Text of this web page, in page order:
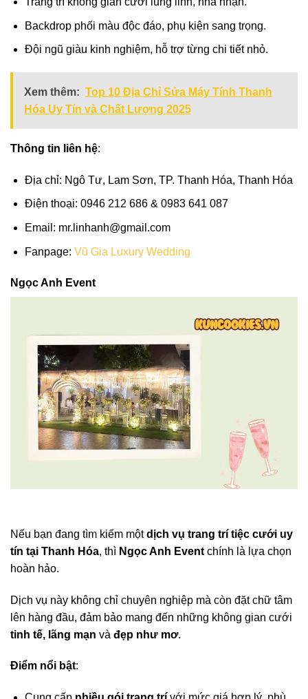
Backdrop phối màu độc đáo, phụ kiện sang trọng.
Đội ngũ giàu kinh nghiệm, hỗ trợ từng chi tiết nhỏ.
Xem thêm: Top 10 Địa Chỉ Sửa Máy Tính Thanh
Hóa Uy Tín và Chất Lượng 2025
Thông tin liên hệ:
Địa chỉ: Ngô Tư, Lam Sơn, TP. Thanh Hóa, Thanh Hóa
Điện thoại: 0946 212 686 & 0983 641 087
Email: mr.linhanh@gmail.com
Fanpage: Vũ Gia Luxury Wedding
Ngọc Anh Event
Nếu bạn đang tìm kiếm mộtdịch vụ trang trí tiệc cưới uy
tín tại Thanh Hóa, thì Ngọc Anh Event chính là lựa chọn
hoàn hảo.
Dịch vụ này không chỉ chuyên nghiệp mà còn đặt chữ tâm
lên hàng đầu, đảm bảo mang đến những không gian cưới
tinh tế, lãng mạn và đẹp như mơ.
Điểm nổi bật: